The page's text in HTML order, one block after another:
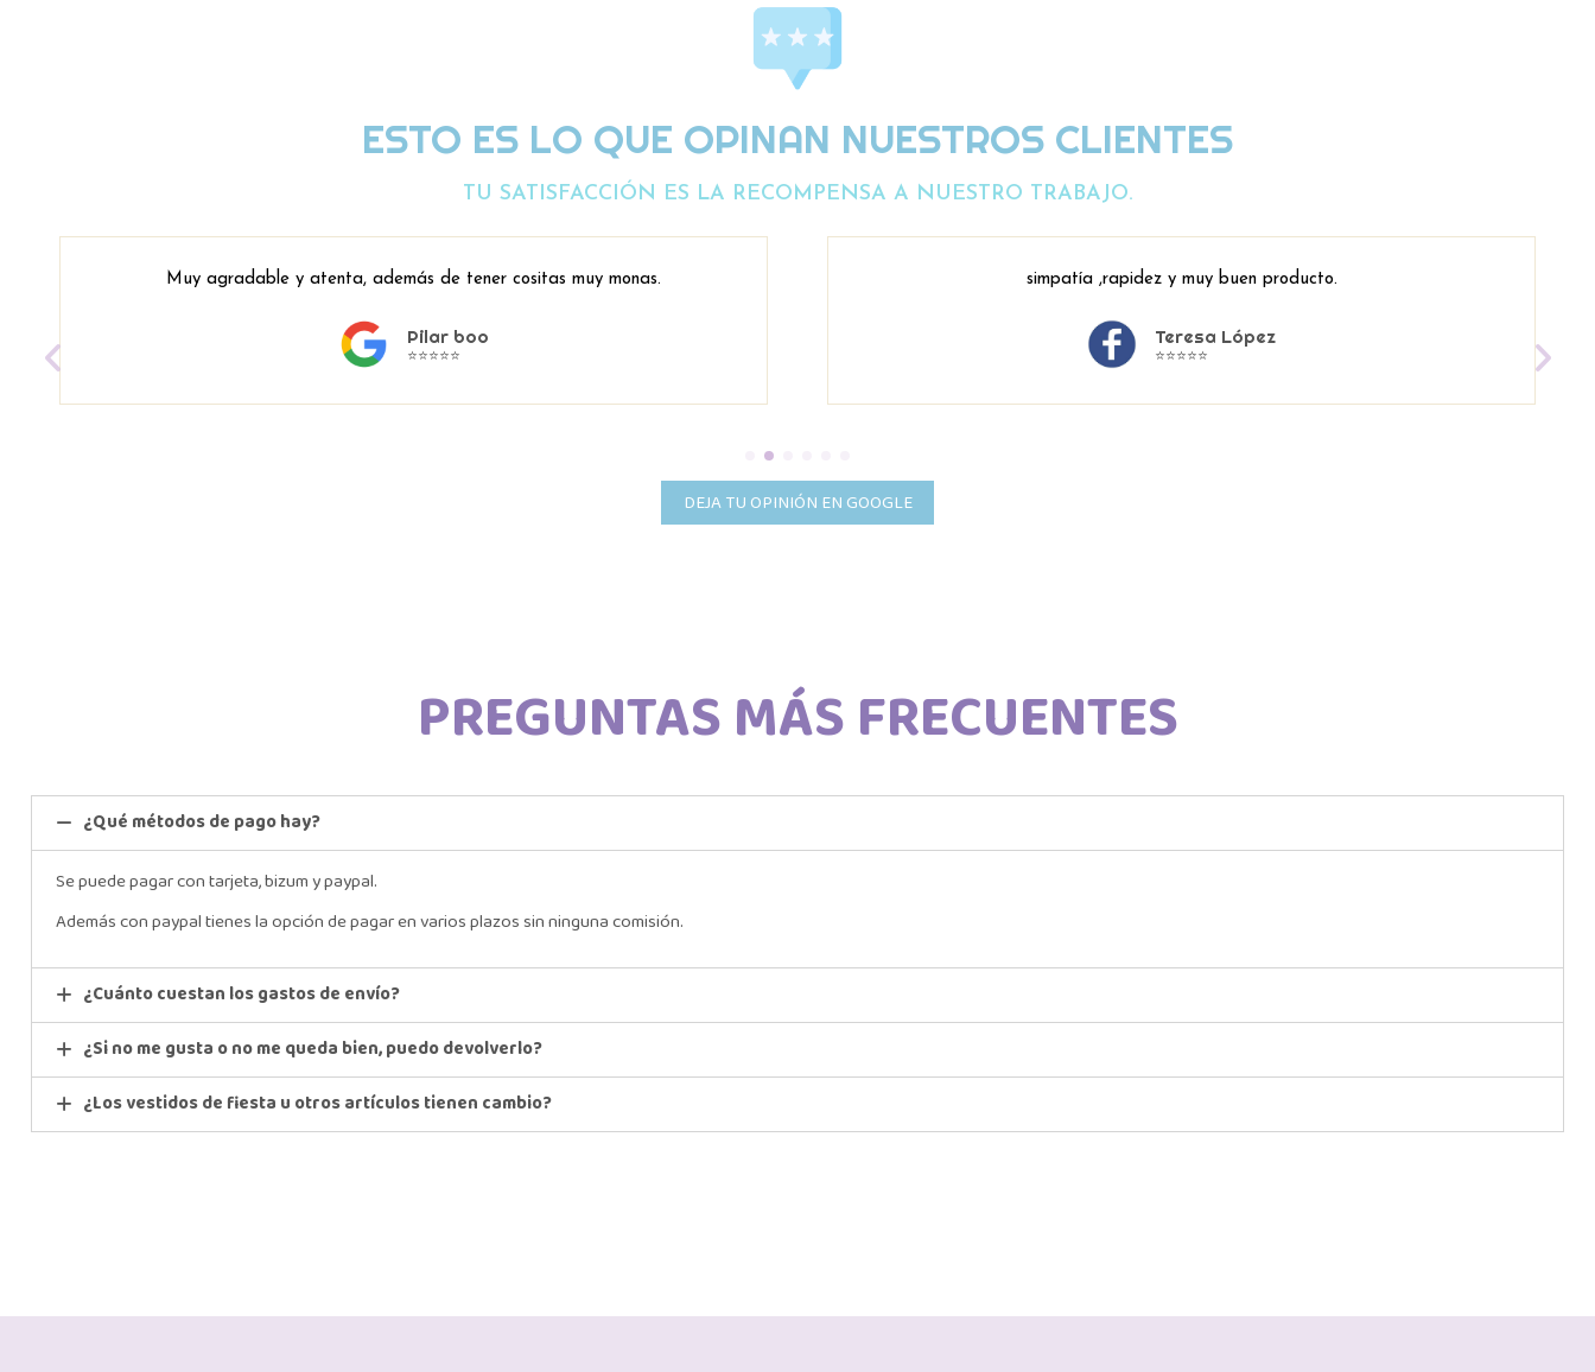
ESTO ES LO QUE OPINAN NUESTROS CLIENTES
TU SATISFACCIÓN ES LA RECOMPENSA A NUESTRO TRABAJO.
Muy agradable y atenta, además de tener cositas muy monas.
Pilar boo
⭐⭐⭐⭐⭐
simpatía ,rapidez y muy buen producto.
Teresa López
⭐⭐⭐⭐⭐
DEJA TU OPINIÓN EN GOOGLE
PREGUNTAS MÁS FRECUENTES
¿Qué métodos de pago hay?
Se puede pagar con tarjeta, bizum y paypal.
Además con paypal tienes la opción de pagar en varios plazos sin ninguna comisión.
¿Cuánto cuestan los gastos de envío?
¿Si no me gusta o no me queda bien, puedo devolverlo?
¿Los vestidos de fiesta u otros artículos tienen cambio?